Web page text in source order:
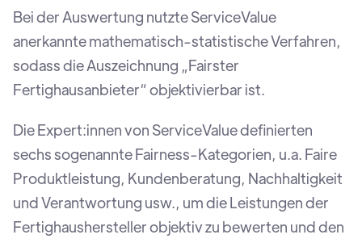
Bei der Auswertung nutzte ServiceValue
anerkannte mathematisch-statistische Verfahren,
sodass die Auszeichnung „Fairster
Fertighausanbieter“ objektivierbar ist.
Die Expert:innen von ServiceValue definierten
sechs sogenannte Fairness-Kategorien, u.a. Faire
Produktleistung, Kundenberatung, Nachhaltigkeit
und Verantwortung usw., um die Leistungen der
Fertighaushersteller objektiv zu bewerten und den